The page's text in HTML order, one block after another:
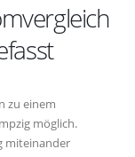
zu einem
möglich.
miteinander